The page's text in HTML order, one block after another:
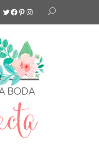
Twitter
Facebook
Pinterest
Instagram